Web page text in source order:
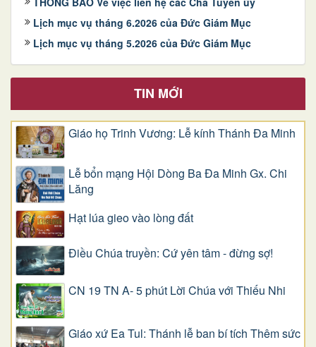
Lịch mục vụ tháng 6.2026 của Đức Giám Mục
Lịch mục vụ tháng 5.2026 của Đức Giám Mục
TIN MỚI
Giáo họ Trinh Vương: Lễ kính Thánh Đa Minh
Lễ bổn mạng Hội Dòng Ba Đa Minh Gx. Chi
Lăng
Hạt lúa gieo vào lòng đất
Điều Chúa truyền: Cứ yên tâm - đừng sợ!
CN 19 TN A- 5 phút Lời Chúa với Thiếu Nhi
Giáo xứ Ea Tul: Thánh lễ ban bí tích Thêm sức